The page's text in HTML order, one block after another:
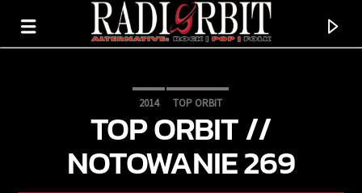
2014 TOP ORBIT
TOP ORBIT //
NOTOWANIE 269